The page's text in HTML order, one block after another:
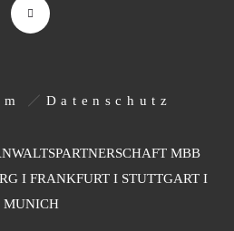
Datenschutz
MBB
I FRANKFURT I STUTTGART I
MUNICH